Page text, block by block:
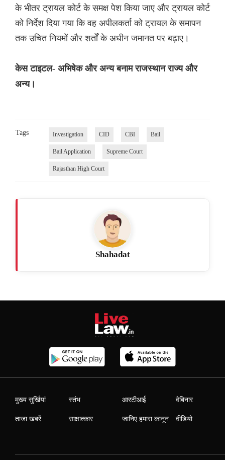
के भीतर ट्रायल कोर्ट के समक्ष पेश किया जाए और ट्रायल कोर्ट
को निर्देश दिया गया कि वह अपीलकर्ता को ट्रायल के समापन
तक उचित नियमों और शर्तों के अधीन जमानत पर बढ़ाए।
केस टाइटल- अभिषेक और अन्य बनाम राजस्थान राज्य और
अन्य।
Tags Investigation CID CBI Bail
Bail Application Supreme Court
Rajasthan High Court
Shahadat
मुख्य सुर्खियां
ताजा खबरें
स्तंभ
साक्षात्कार
आरटीआई
जानिए हमारा कानून
वेबिनार
वीडियो